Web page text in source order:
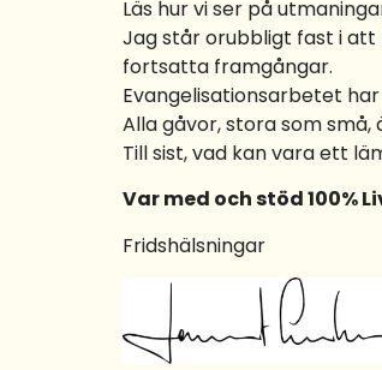
Läs hur vi ser på
Jag står orubbligt fast i
fortsatta framgångar.
Evangelisationsarbetet
Alla gåvor, stora som små,
Till sist, vad kan vara ett
Var med och stöd 100%
Fridshälsningar